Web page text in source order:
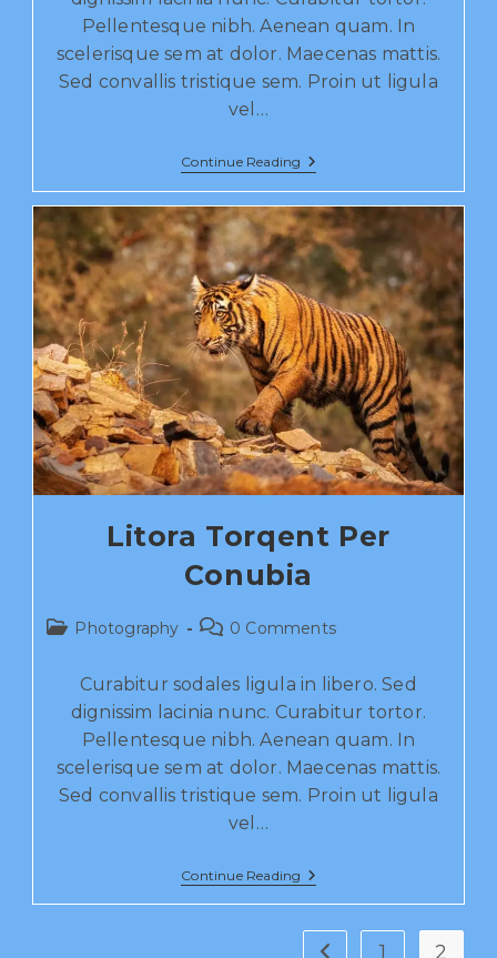
Pellentesque nibh. Aenean quam. In
scelerisque sem at dolor. Maecenas mattis.
Sed convallis tristique sem. Proin ut ligula
vel…
Continue Reading
Litora Torqent Per
Conubia
Photography 0 Comments
Curabitur sodales ligula in libero. Sed
dignissim lacinia nunc. Curabitur tortor.
Pellentesque nibh. Aenean quam. In
scelerisque sem at dolor. Maecenas mattis.
Sed convallis tristique sem. Proin ut ligula
vel…
Continue Reading
1 2